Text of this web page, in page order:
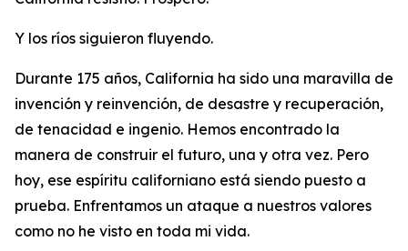
Y los ríos siguieron fluyendo.
Durante 175 años, California ha sido una maravilla de
invención y reinvención, de desastre y recuperación,
de tenacidad e ingenio. Hemos encontrado la
manera de construir el futuro, una y otra vez. Pero
hoy, ese espíritu californiano está siendo puesto a
prueba. Enfrentamos un ataque a nuestros valores
como no he visto en toda mi vida.